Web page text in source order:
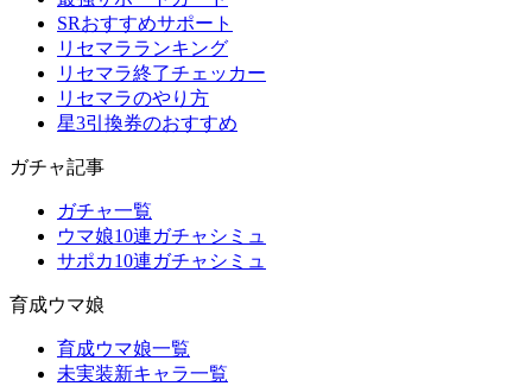
SRおすすめサポート
リセマラランキング
リセマラ終了チェッカー
リセマラのやり方
星3引換券のおすすめ
ガチャ記事
ガチャ一覧
ウマ娘10連ガチャシミュ
サポカ10連ガチャシミュ
育成ウマ娘
育成ウマ娘一覧
未実装新キャラ一覧